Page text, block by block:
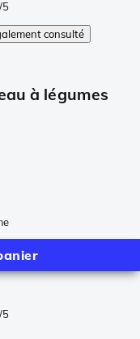
5
consulté
à légumes
5